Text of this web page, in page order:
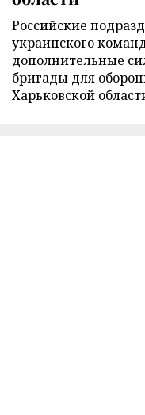
Российские
украинского
дополнительные
бригады для
Харьковской